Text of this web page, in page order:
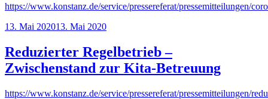
https://www.konstanz.de/service/pressereferat/pressemitteilungen/
Veröffentlicht
13. Mai 202013. Mai 2020
Reduzierter Regelbetrieb –
Zwischenstand zur Kita-Betreuung
https://www.konstanz.de/service/pressereferat/pressemitteilungen/